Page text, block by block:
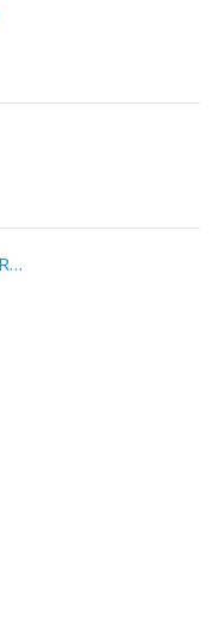
LCL Le Péage-De-Roussillon 71 Rue de La République